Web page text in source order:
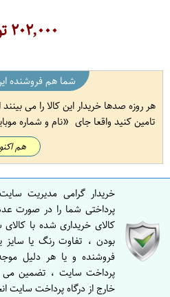
۲۰۲,۰۰۰
شما هم فروشنده
هر روزه صدها خریدار این کالا را می
تامین کنید واقعا جای
نام و شماره
هم
خریدار گرامی مدیریت
پرداختی شما را در صورت
کالای خریداری شده با
بودن ، تفاوت رنگ یا سایز
فروشنده و یا هر دلیل
پرداخت سایت ، تضمین می
خارج از درگاه پرداخت سایت